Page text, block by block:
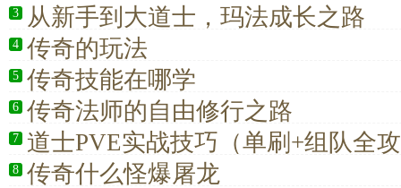
3 从新手到大道士，玛法成长之路
4 传奇的玩法
5 传奇技能在哪学
6 传奇法师的自由修行之路
7 道士PVE实战技巧（单刷+组队全
8 传奇什么怪爆屠龙